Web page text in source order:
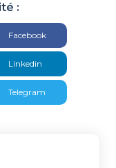
:
Facebook
Linkedin
Telegram